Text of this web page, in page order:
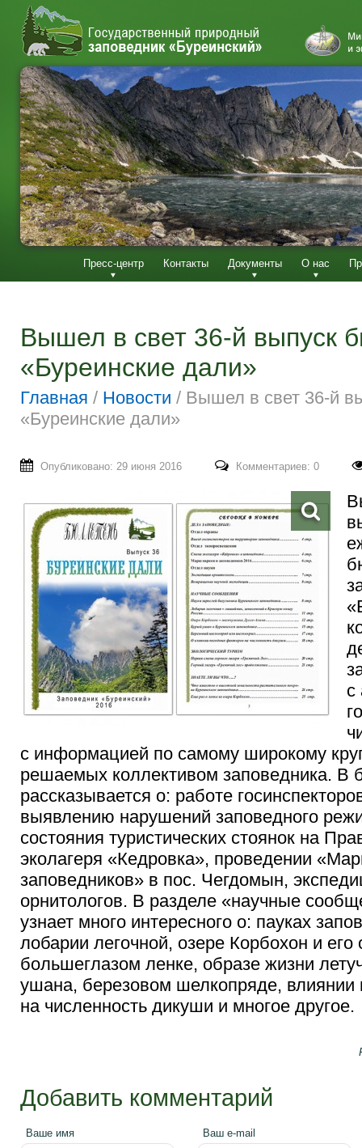
Пресс-центр Контакты Документы О нас
Вышел в свет 36-й выпуск
«Буреинские дали»
Главная / Новости / Вышел в свет 36-й
«Буреинские дали»
Опубликовано: 29 июня 2016 Комментариев: 0
с
с информацией по самому широкому
решаемых коллективом заповедника. В
рассказывается о: работе
выявлению нарушений заповедного
состояния туристических стоянок на
эколагеря «Кедровка», проведении
заповедников» в пос. Чегдомын,
орнитологов. В разделе «научные
узнает много интересного о: пауках
лобарии легочной, озере Корбохон и его
большеглазом ленке, образе жизни
ушана, березовом шелкопряде, влиянии
на численность дикуши и многое другое.
Добавить комментарий
Ваше имя Ваш e-mail